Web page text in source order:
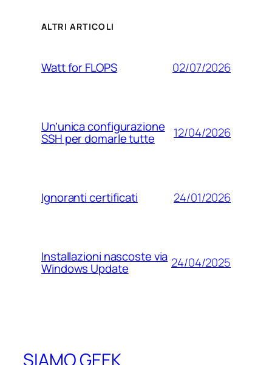
ALTRI ARTICOLI
Watt for FLOPS 02/07/2026
Un’unica configurazione
SSH per domarle tutte 12/04/2026
Ignoranti certificati 24/01/2026
Installazioni nascoste via
Windows Update 24/04/2025
SIAMO GEEK